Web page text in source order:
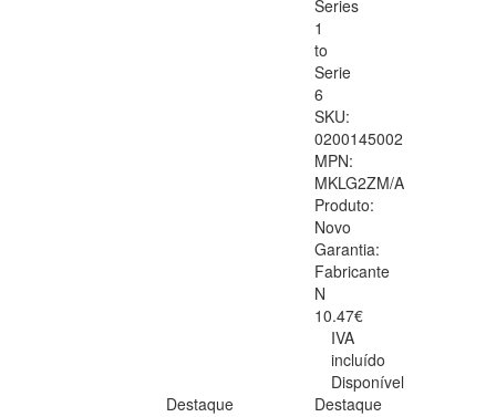
Series
1
to
Serie
6
SKU:
0200145002
MPN:
MKLG2ZM/A
Produto:
Novo
Garantia:
Fabricante
N
10.47€
IVA
incluído
Disponível
Destaque
Destaque